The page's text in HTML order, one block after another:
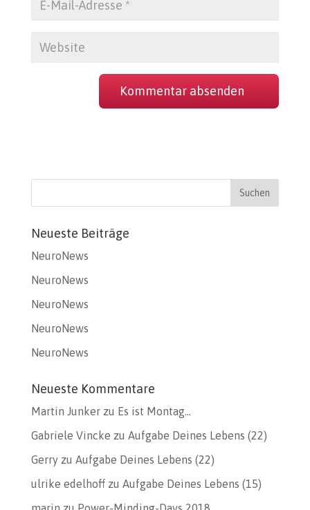
Neueste Beiträge
NeuroNews
NeuroNews
NeuroNews
NeuroNews
NeuroNews
Neueste Kommentare
Martin Junkerzu Es ist Montag…
Gabriele Vincke zu Aufgabe Deines Lebens (22)
Gerryzu Aufgabe Deines Lebens (22)
ulrike edelhoffzu Aufgabe Deines Lebens (15)